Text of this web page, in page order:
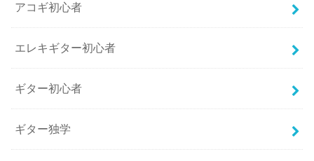
アコギ初心者
エレキギター初心者
ギター初心者
ギター独学